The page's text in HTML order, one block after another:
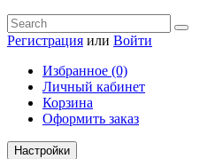
Регистрация или Войти
Избранное (0)
Личный кабинет
Корзина
Оформить заказ
Настройки